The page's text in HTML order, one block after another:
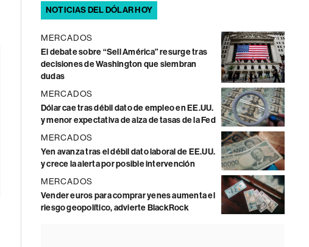
NOTICIAS DEL DÓLAR HOY
MERCADOS
El debate sobre “Sell América” resurge tras
decisiones de Washington que siembran
dudas
MERCADOS
Dólar cae tras débil dato de empleo en EE.UU.
y menor expectativa de alza de tasas de la Fed
MERCADOS
Yen avanza tras el débil dato laboral de EE.UU.
y crece la alerta por posible intervención
MERCADOS
Vender euros para comprar yenes aumenta el
riesgo geopolítico, advierte BlackRock